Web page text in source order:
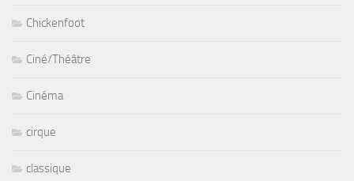
Chickenfoot
Ciné/Théâtre
Cinéma
cirque
classique